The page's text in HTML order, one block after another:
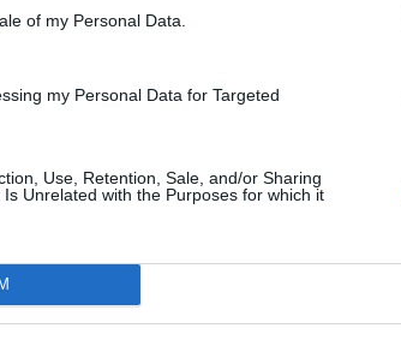
of my Personal Data.
my Personal Data for Targeted
Use, Retention, Sale, and/or Sharing
Unrelated with the Purposes for which it
·
io li raccolgo così seduto.......x evitare....😂